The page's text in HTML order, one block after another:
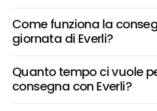
Come funziona la
giornata di Everli?
Quanto tempo ci vuole
consegna con Everli?